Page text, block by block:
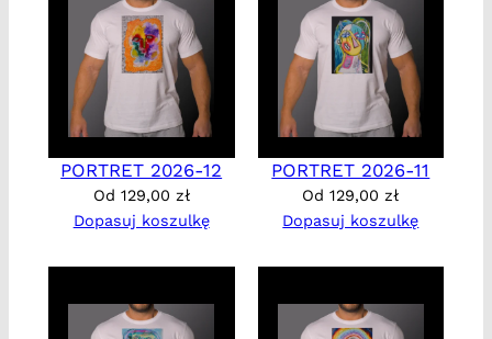
PORTRET 2026-12
Od 129,00 zł
Dopasuj koszulkę
PORTRET 2026-11
Od129,00zł
Dopasuj koszulkę